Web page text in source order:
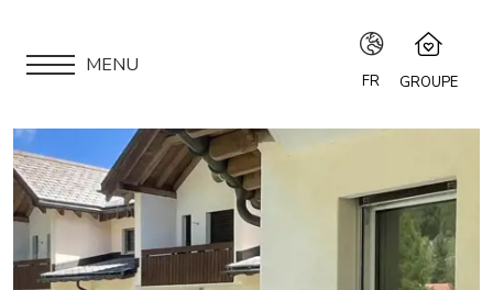
MENU
FR
IT
FR
GROUPE
Speciale Home
Hotel Bernina Hospiz
2309 Restaurant
Chalet Speciale
APPARTEMENTS
LOCATION